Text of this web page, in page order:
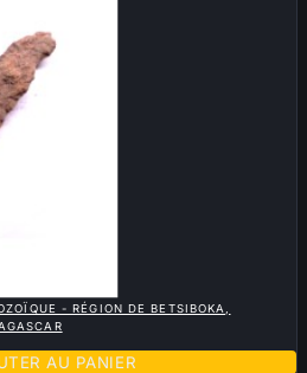
- RÉGION DE BETSIBOKA,
AU PANIER